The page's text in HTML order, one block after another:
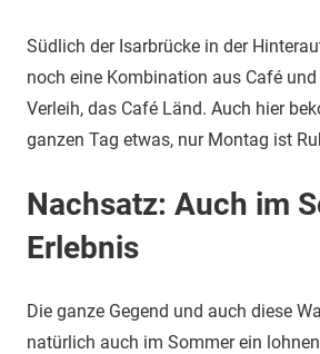
Südlich der Isarbrücke in der
noch eine Kombination aus Café
Verleih, das Café Länd. Auch hier
ganzen Tag etwas, nur Montag ist
Nachsatz: Auch im
Erlebnis
Die ganze Gegend und auch diese
natürlich auch im Sommer ein